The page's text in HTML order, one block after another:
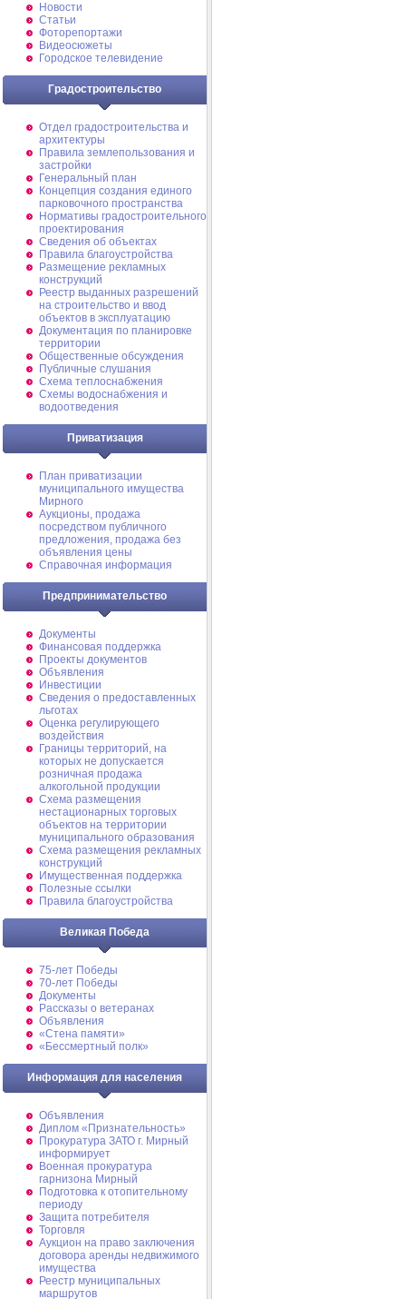
Новости
Статьи
Фоторепортажи
Видеосюжеты
Городское телевидение
Градостроительство
Отдел градостроительства и
архитектуры
Правила землепользования и
застройки
Генеральный план
Концепция создания единого
парковочного пространства
Нормативы градостроительного
проектирования
Сведения об объектах
Правила благоустройства
Размещение рекламных
конструкций
Реестр выданных разрешений
на строительство и ввод
объектов в эксплуатацию
Документация по планировке
территории
Общественные обсуждения
Публичные слушания
Схема теплоснабжения
Схемы водоснабжения и
водоотведения
Приватизация
План приватизации
муниципального имущества
Мирного
Аукционы, продажа
посредством публичного
предложения, продажа без
объявления цены
Справочная информация
Предпринимательство
Документы
Финансовая поддержка
Проекты документов
Объявления
Инвестиции
Сведения о предоставленных
льготах
Оценка регулирующего
воздействия
Границы территорий, на
которых не допускается
розничная продажа
алкогольной продукции
Схема размещения
нестационарных торговых
объектов на территории
муниципального образования
Схема размещения рекламных
конструкций
Имущественная поддержка
Полезные ссылки
Правила благоустройства
Великая Победа
75-лет Победы
70-лет Победы
Документы
Рассказы о ветеранах
Объявления
«Стена памяти»
«Бессмертный полк»
Информация для населения
Объявления
Диплом «Признательность»
Прокуратура ЗАТО г. Мирный
информирует
Военная прокуратура
гарнизона Мирный
Подготовка к отопительному
периоду
Защита потребителя
Торговля
Аукцион на право заключения
договора аренды недвижимого
имущества
Реестр муниципальных
маршрутов